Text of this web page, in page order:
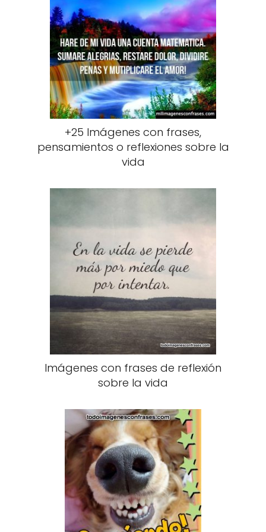
+25 Imágenes con frases,
pensamientos o reflexiones sobre la
vida
Imágenes con frases de reflexión
sobre la vida